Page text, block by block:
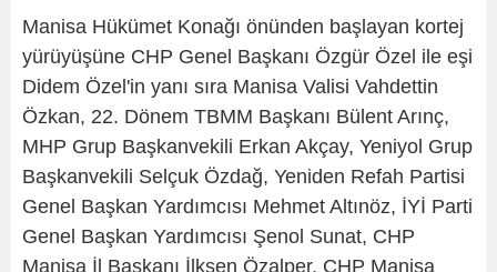
Manisa Hükümet Konağı önünden başlayan kortej
yürüyüşüne CHP Genel Başkanı Özgür Özel ile eşi
Didem Özel'in yanı sıra Manisa Valisi Vahdettin
Özkan, 22. Dönem TBMM Başkanı Bülent Arınç,
MHP Grup Başkanvekili Erkan Akçay, Yeniyol Grup
Başkanvekili Selçuk Özdağ, Yeniden Refah Partisi
Genel Başkan Yardımcısı Mehmet Altınöz, İYİ Parti
Genel Başkan Yardımcısı Şenol Sunat, CHP
Manisa İl Başkanı İlksen Özalper, CHP Manisa